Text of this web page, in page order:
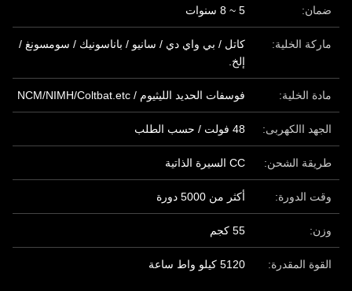
ضمان: 5 ~ 8 سنوات
ماركة الخلية:
كاتل / بي واي دي / سانيو / باناسونيك / سومسونغ /
إلخ.
مادة الخلية: فوسفات الحديد الليثيوم / NCM/NIMH/Coltbat.etc
الجهد االكهربى: 48 فولت / حسب الطلب
طريقة الشحن: CC السيرة الذاتية
وقت الدورة: أكثر من 5000 دورة
وزن: 55 كجم
القوة المقدرة: 5120 كيلو واط ساعة